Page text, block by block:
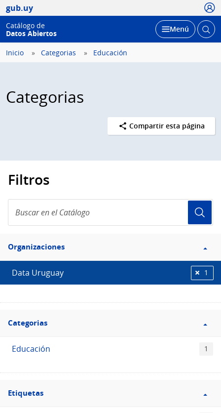
gub.uy
Catálogo de
Datos Abiertos
Desplegar
Menú Abrir
Inicio Categorias Educación
Categorias
Compartir esta página
Filtros
en
el
Filtro
Organizaciones
Organizaciones
Data Uruguay 1
Filtro
Categorias
Categorias
Educación 1
Filtro
Etiquetas
Etiquetas